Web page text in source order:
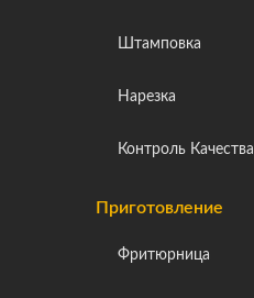
Штамповка
Нарезка
Контроль Качества
Приготовление
Фритюрница